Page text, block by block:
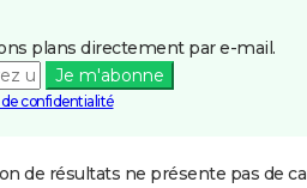
plans directement par e-mail.
Je m'abonne
confidentialité
de résultats ne présente pas de